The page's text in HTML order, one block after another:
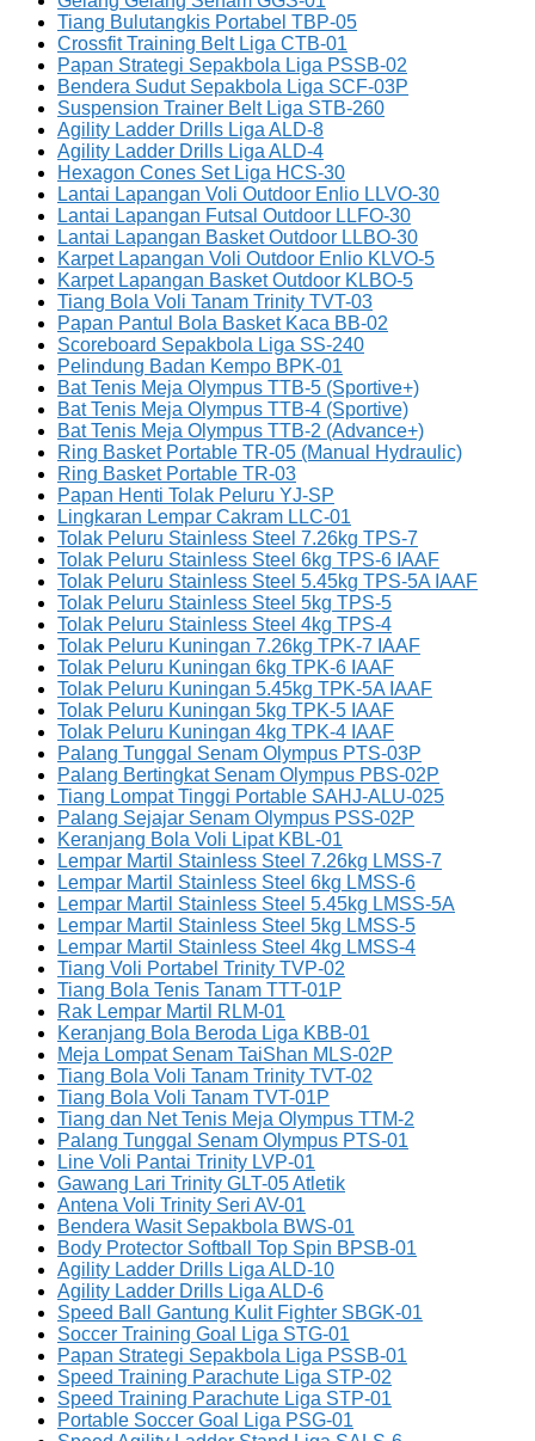
Tiang Bulutangkis Portabel TBP-05
Crossfit Training Belt Liga CTB-01
Papan Strategi Sepakbola Liga PSSB-02
Bendera Sudut Sepakbola Liga SCF-03P
Suspension Trainer Belt Liga STB-260
Agility Ladder Drills Liga ALD-8
Agility Ladder Drills Liga ALD-4
Hexagon Cones Set Liga HCS-30
Lantai Lapangan Voli Outdoor Enlio LLVO-30
Lantai Lapangan Futsal Outdoor LLFO-30
Lantai Lapangan Basket Outdoor LLBO-30
Karpet Lapangan Voli Outdoor Enlio KLVO-5
Karpet Lapangan Basket Outdoor KLBO-5
Tiang Bola Voli Tanam Trinity TVT-03
Papan Pantul Bola Basket Kaca BB-02
Scoreboard Sepakbola Liga SS-240
Pelindung Badan Kempo BPK-01
Bat Tenis Meja Olympus TTB-5 (Sportive+)
Bat Tenis Meja Olympus TTB-4 (Sportive)
Bat Tenis Meja Olympus TTB-2 (Advance+)
Ring Basket Portable TR-05 (Manual Hydraulic)
Ring Basket Portable TR-03
Papan Henti Tolak Peluru YJ-SP
Lingkaran Lempar Cakram LLC-01
Tolak Peluru Stainless Steel 7.26kg TPS-7
Tolak Peluru Stainless Steel 6kg TPS-6 IAAF
Tolak Peluru Stainless Steel 5.45kg TPS-5A IAAF
Tolak Peluru Stainless Steel 5kg TPS-5
Tolak Peluru Stainless Steel 4kg TPS-4
Tolak Peluru Kuningan 7.26kg TPK-7 IAAF
Tolak Peluru Kuningan 6kg TPK-6 IAAF
Tolak Peluru Kuningan 5.45kg TPK-5A IAAF
Tolak Peluru Kuningan 5kg TPK-5 IAAF
Tolak Peluru Kuningan 4kg TPK-4 IAAF
Palang Tunggal Senam Olympus PTS-03P
Palang Bertingkat Senam Olympus PBS-02P
Tiang Lompat Tinggi Portable SAHJ-ALU-025
Palang Sejajar Senam Olympus PSS-02P
Keranjang Bola Voli Lipat KBL-01
Lempar Martil Stainless Steel 7.26kg LMSS-7
Lempar Martil Stainless Steel 6kg LMSS-6
Lempar Martil Stainless Steel 5.45kg LMSS-5A
Lempar Martil Stainless Steel 5kg LMSS-5
Lempar Martil Stainless Steel 4kg LMSS-4
Tiang Voli Portabel Trinity TVP-02
Tiang Bola Tenis Tanam TTT-01P
Rak Lempar Martil RLM-01
Keranjang Bola Beroda Liga KBB-01
Meja Lompat Senam TaiShan MLS-02P
Tiang Bola Voli Tanam Trinity TVT-02
Tiang Bola Voli Tanam TVT-01P
Tiang dan Net Tenis Meja Olympus TTM-2
Palang Tunggal Senam Olympus PTS-01
Line Voli Pantai Trinity LVP-01
Gawang Lari Trinity GLT-05 Atletik
Antena Voli Trinity Seri AV-01
Bendera Wasit Sepakbola BWS-01
Body Protector Softball Top Spin BPSB-01
Agility Ladder Drills Liga ALD-10
Agility Ladder Drills Liga ALD-6
Speed Ball Gantung Kulit Fighter SBGK-01
Soccer Training Goal Liga STG-01
Papan Strategi Sepakbola Liga PSSB-01
Speed Training Parachute Liga STP-02
Speed Training Parachute Liga STP-01
Portable Soccer Goal Liga PSG-01